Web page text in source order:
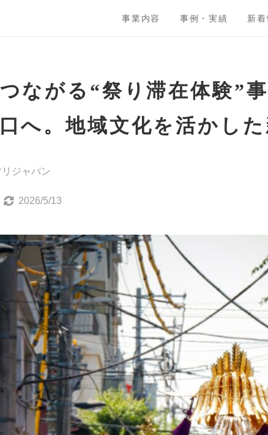
事業内容 事例・実績 新着
ながる“祭り滞在体験”
へ。地域文化を活かし
ジャパン
2026/5/13